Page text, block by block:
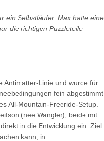
ein Selbstläufer. Max hatte eine
die richtigen Puzzleteile
Antimatter-Linie und wurde für
fein abgestimmt.
All-Mountain-Freeride-Setup.
(née Wangler), beide mit
in die Entwicklung ein. Ziel
kann, in